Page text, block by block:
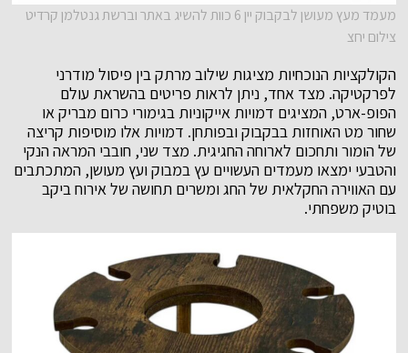
מעמד מעץ מעושן לבקבוק יין 6 כוות להשיג באתר וברשת גנטלמן קרדיט
צילום יחצ
הקולקציות הנוכחיות מציגות שילוב מרתק בין פיסול מודרני
לפרקטיקה. מצד אחד, ניתן לראות פריטים בהשראת עולם
הפופ-ארט, המציגים דמויות אייקוניות בגימורי כרום מבריק או
שחור מט האוחזות בבקבוק ובפותחן. דמויות אלו מוסיפות קריצה
של הומור ותחכום לארוחה החגיגית. מצד שני, חובבי המראה הנקי
והטבעי ימצאו מעמדים העשויים עץ במבוק ועץ מעושן, המתכתבים
עם האווירה החקלאית של החג ומשרים תחושה של אירוח ביקב
בוטיק משפחתי.